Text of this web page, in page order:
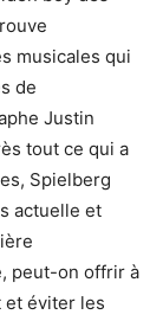
musicales qui
de
Justin
tout ce qui a
Spielberg
actuelle et
peut-on offrir à
et éviter les